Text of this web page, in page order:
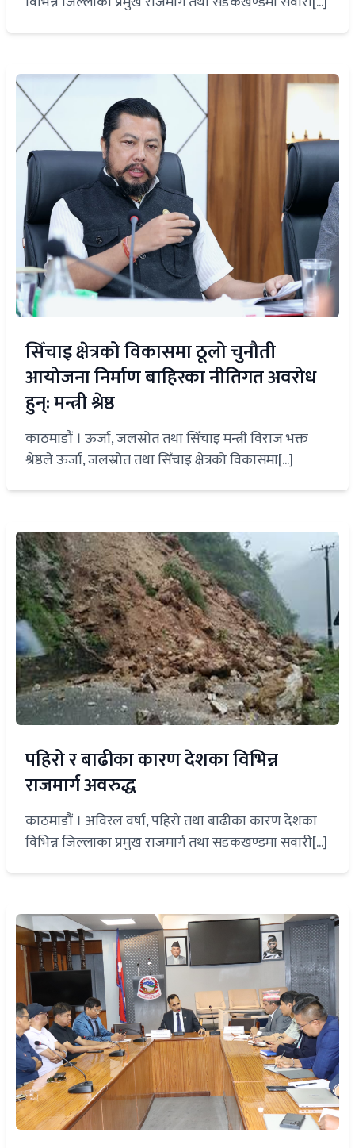
सिँचाइ क्षेत्रको विकासमा ठूलो चुनौती
आयोजना निर्माण बाहिरका नीतिगत अवरोध
हुन्: मन्त्री श्रेष्ठ
काठमाडौं । ऊर्जा, जलस्रोत तथा सिँचाइ मन्त्री विराज भक्त
श्रेष्ठले ऊर्जा, जलस्रोत तथा सिँचाइ क्षेत्रको विकासमा[...]
पहिरो र बाढीका कारण देशका विभिन्न
राजमार्ग अवरुद्ध
काठमाडौं । अविरल वर्षा, पहिरो तथा बाढीका कारण देशका
विभिन्न जिल्लाका प्रमुख राजमार्ग तथा सडकखण्डमा सवारी[...]